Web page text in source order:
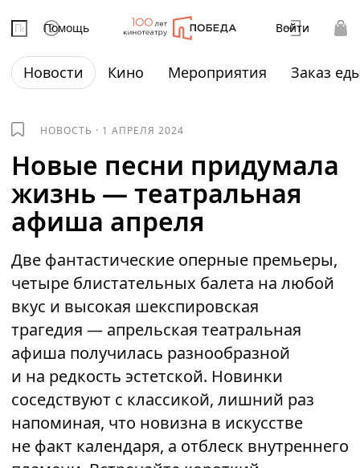
Помощь Войти
Новости Кино Мероприятия Заказ
НОВОСТЬ · 1 АПРЕЛЯ 2024
Новые песни придумала
жизнь — театральная
афиша апреля
Две фантастические оперные премьеры,
четыре блистательных балета на любой
вкус и высокая шекспировская
трагедия — апрельская театральная
афиша получилась разнообразной
и на редкость эстетской. Новинки
соседствуют с классикой, лишний раз
напоминая, что новизна в искусстве
не факт календаря, а отблеск внутреннего